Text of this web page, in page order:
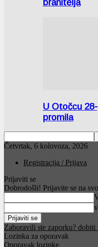
branitelja
U Otočcu
promila
Četvrtak, 6 kolovoza, 2026
Registracija / Prijava
Prijaviti se
Dobrodošli! Prijavite se na
Zaboravili ste zaporku? dobiti
Lozinka za oporavak
Oporavak lozinke